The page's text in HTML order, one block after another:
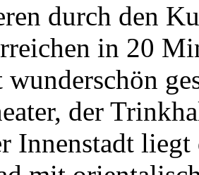
durch den
in 20
der
Innenstadt